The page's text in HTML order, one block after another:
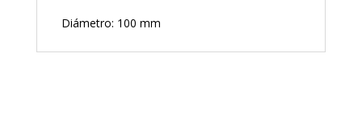
Diámetro: 100 mm